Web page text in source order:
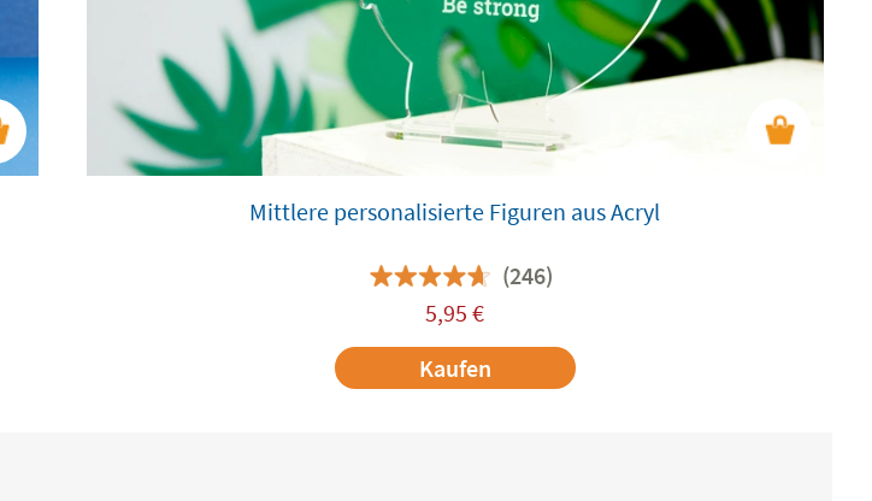
Mittlere personalisierte Figuren aus Acryl
(246)
5,95 €
Kaufen